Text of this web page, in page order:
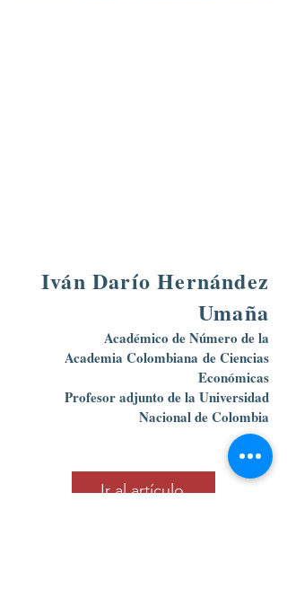
Iván Darío Hernández
Umaña
Académico de Número de la
Academia Colombiana de Ciencias
Económicas
Profesor adjunto de la Universidad
Nacional de Colombia
Ir al artículo